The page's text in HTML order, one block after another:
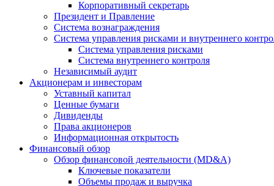
Корпоративный секретарь
Президент и Правление
Система вознаграждения
Система управления рисками и внутреннего
Система управления рисками
Система внутреннего контроля
Независимый аудит
Акционерам и инвесторам
Уставный капитал
Ценные бумаги
Дивиденды
Права акционеров
Информационная открытость
Финансовый обзор
Обзор финансовой деятельности (MD&A)
Ключевые показатели
Объемы продаж и выручка